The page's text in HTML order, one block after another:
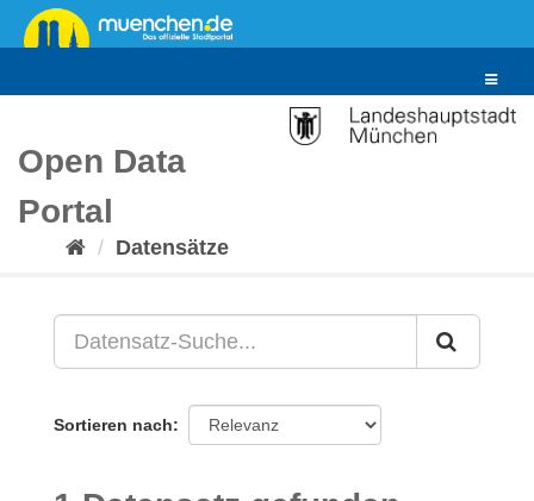
Überspringen
zum
Toggle
Open Data
Portal
Datensätze
Sortieren nach